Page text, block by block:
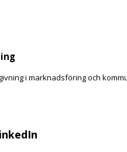
i marknadsföring och